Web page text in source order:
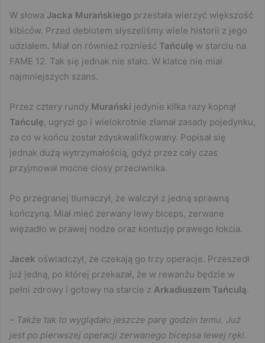
W słowa Jacka Murańskiego przestała wierzyć większość
kibiców. Przed debiutem słyszeliśmy wiele historii z jego
udziałem. Miał on również roznieść Tańculę w starciu na
FAME 12. Tak się jednak nie stało. W klatce nie miał
najmniejszych szans.
Przez cztery rundy Murański jedynie kilka razy kopnął
Tańculę, ugryzł go i wielokrotnie złamał zasady pojedynku,
za co w końcu został zdyskwalifikowany. Popisał się
jednak dużą wytrzymałością, gdyż przez cały czas
przyjmował mocne ciosy przeciwnika.
Po przegranej tłumaczył, że walczył z jedną sprawną
kończyną. Miał mieć zerwany lewy biceps, zerwane
więzadło w prawej nodze oraz kontuzję prawego łokcia.
Jacek oświadczył, że czekają go trzy operacje. Przeszedł
już jedną, po której przekazał, że w rewanżu będzie w
pełni zdrowy i gotowy na starcie z Arkadiuszem Tańculą.
– Także tak to wyglądało jeszcze parę godzin temu. Już
jest po pierwszej operacji zerwanego bicepsa lewej ręki.